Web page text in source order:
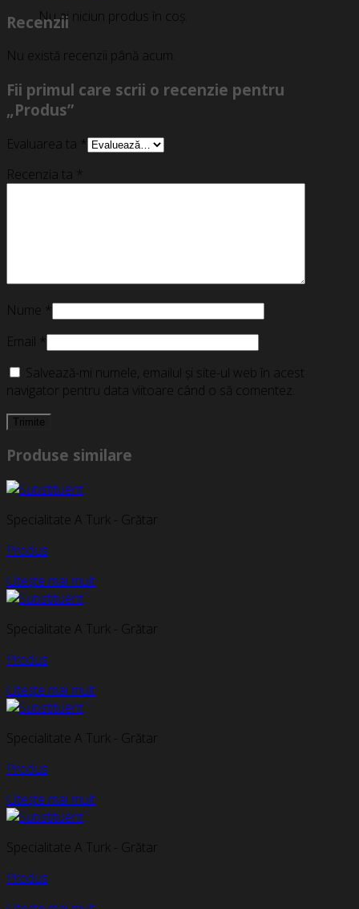
Nu ai niciun produs în coș.
Recenzii
Nu există recenzii până acum.
Fii primul care scrii o recenzie pentru
„Produs”
Evaluarea ta *
Recenzia ta *
Nume *
Email *
Salvează-mi numele, emailul și site-ul web în acest
navigator pentru data viitoare când o să comentez.
Produse similare
Specialitate A Turk - Grătar
Produs
Citește mai mult
Specialitate A Turk - Grătar
Produs
Citește mai mult
Specialitate A Turk - Grătar
Produs
Citește mai mult
Specialitate A Turk - Grătar
Produs